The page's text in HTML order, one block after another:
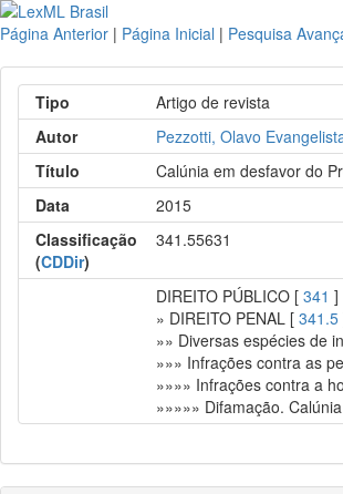
Página Anterior | Página Inicial | Pesquisa
Tipo
Artigo de revista
Autor
Pezzotti, Olavo
Título
Calúnia em desfavor do
Data
2015
Classificação
(CDDir)
341.55631
DIREITO PÚBLICO [341 ]
» DIREITO PENAL [341.5
»» Diversas espécies de
»»» Infrações contra as
»»»» Infrações contra a
»»»»» Difamação.